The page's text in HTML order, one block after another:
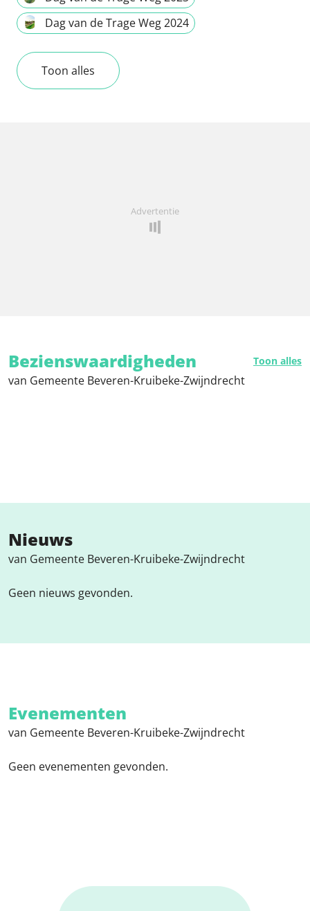
Dag van de Trage Weg 2024
Toon alles
Advertentie
Bezienswaardigheden Toon alles
van Gemeente Beveren-Kruibeke-Zwijndrecht
Nieuws
van Gemeente Beveren-Kruibeke-Zwijndrecht
Geen nieuws gevonden.
Evenementen
van Gemeente Beveren-Kruibeke-Zwijndrecht
Geen evenementen gevonden.